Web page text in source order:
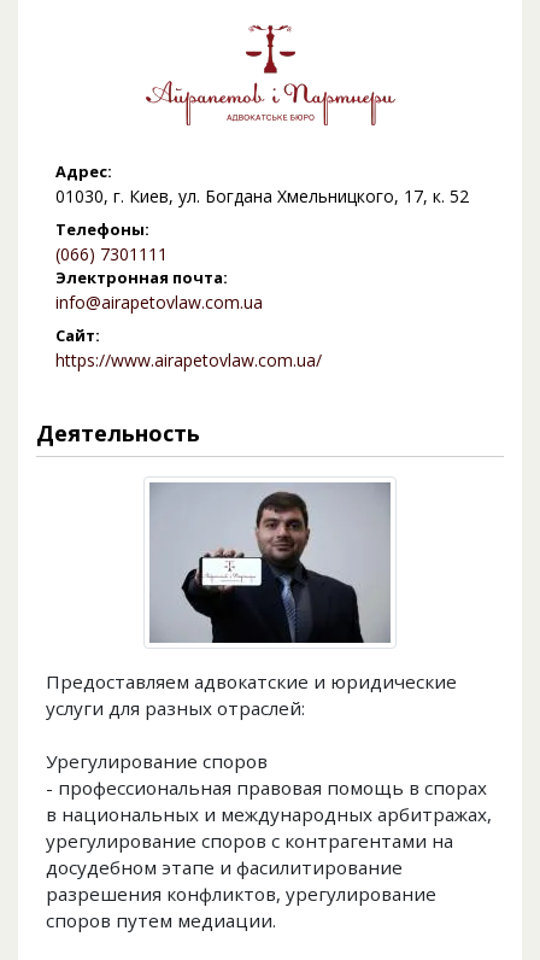
Адрес:
01030, г. Киев, ул. Богдана Хмельницкого, 17, к. 52
Телефоны:
(066) 7301111
Электронная почта:
info@airapetovlaw.com.ua
Сайт:
https://www.airapetovlaw.com.ua/
Деятельность
Предоставляем адвокатские и юридические
услуги для разных отраслей:
Урегулирование споров
- профессиональная правовая помощь в спорах
в национальных и международных арбитражах,
урегулирование споров с контрагентами на
досудебном этапе и фасилитирование
разрешения конфликтов, урегулирование
споров путем медиации.